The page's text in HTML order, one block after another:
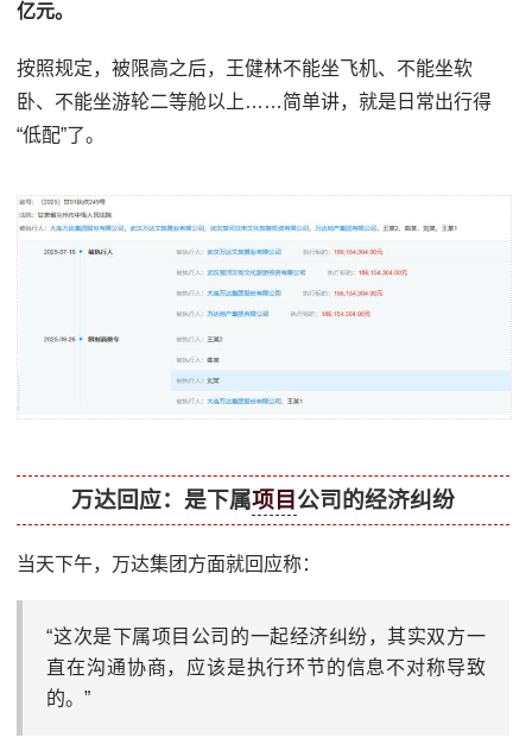
亿元。
按照规定，被限高之后，王健林不能坐飞机、不能坐软
卧、不能坐游轮二等舱以上……简单讲，就是日常出行得
“低配”了。
万达回应：是下属项目 公司的经济纠纷
当天下午，万达集团方面就回应称：
“这次是下属项目公司的一起经济纠纷，其实双方一
直在沟通协商，应该是执行环节的信息不对称导致
的。”